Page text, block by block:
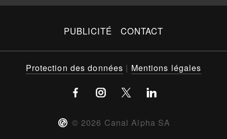
PUBLICITÉ CONTACT
© 2026 Canal Alpha SA
Protection des données | Mentions légales